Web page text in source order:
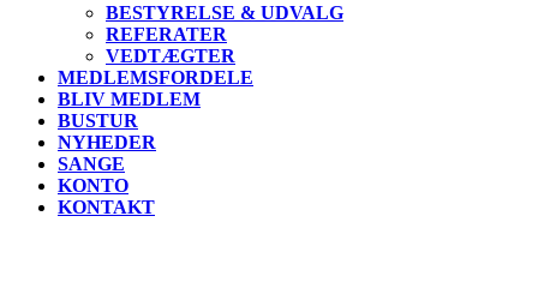
BESTYRELSE & UDVALG
REFERATER
VEDTÆGTER
MEDLEMSFORDELE
BLIV MEDLEM
BUSTUR
NYHEDER
SANGE
KONTO
KONTAKT